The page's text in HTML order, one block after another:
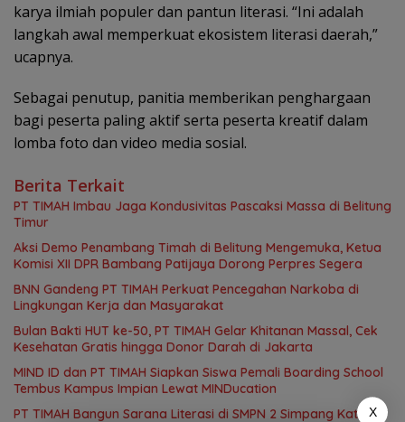
karya ilmiah populer dan pantun literasi. “Ini adalah
langkah awal memperkuat ekosistem literasi daerah,”
ucapnya.
Sebagai penutup, panitia memberikan penghargaan
bagi peserta paling aktif serta peserta kreatif dalam
lomba foto dan video media sosial.
Berita Terkait
PT TIMAH Imbau Jaga Kondusivitas Pascaksi Massa di Belitung
Timur
Aksi Demo Penambang Timah di Belitung Mengemuka, Ketua
Komisi XII DPR Bambang Patijaya Dorong Perpres Segera
BNN Gandeng PT TIMAH Perkuat Pencegahan Narkoba di
Lingkungan Kerja dan Masyarakat
Bulan Bakti HUT ke-50, PT TIMAH Gelar Khitanan Massal, Cek
Kesehatan Gratis hingga Donor Darah di Jakarta
MIND ID dan PT TIMAH Siapkan Siswa Pemali Boarding School
Tembus Kampus Impian Lewat MINDucation
PT TIMAH Bangun Sarana Literasi di SMPN 2 Simpang Katis,X